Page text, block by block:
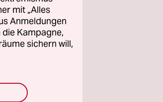
mit „Alles
Anmeldungen
die Kampagne,
sichern will,